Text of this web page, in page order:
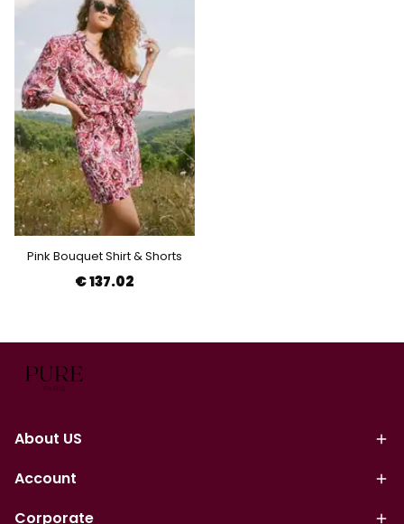
Pink Bouquet Shirt & Shorts
€ 137.02
About US
Account
Corporate